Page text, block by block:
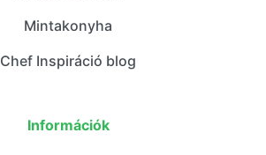
Mintakonyha
Chef Inspiráció blog
Információk